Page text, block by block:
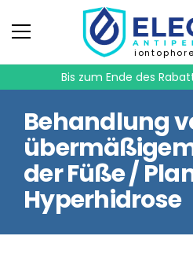
Bis zum Ende des
Behandlung
der Füße /
Hyperhidrose